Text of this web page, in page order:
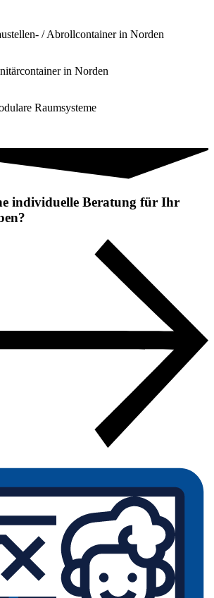
/ Abrollcontainer in Norden
in Norden
Raumsysteme
individuelle Beratung für Ihr